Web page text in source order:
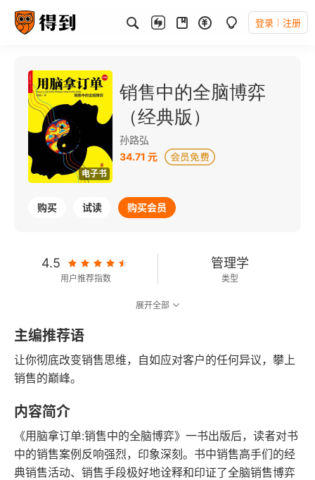
登录 注册
电子书
销售中的全脑博弈
（经典版）
孙路弘
34.71 元
购买 试读 购买会员
4.5
用户推荐指数
管理学
类型
2016-10-01
发行日期
展开全部
主编推荐语
让你彻底改变销售思维，自如应对客户的任何异议，攀上
销售的巅峰。
内容简介
《用脑拿订单:销售中的全脑博弈》一书出版后，读者对书
中的销售案例反响强烈，印象深刻。书中销售高手们的经
典销售活动、销售手段极好地诠释和印证了全脑销售博弈